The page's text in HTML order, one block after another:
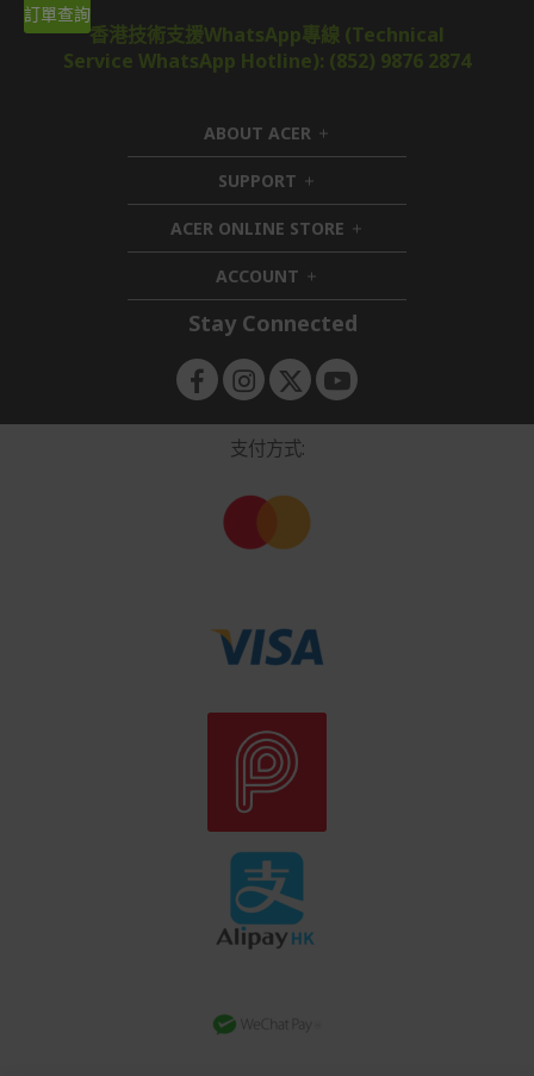
香港技術支援WhatsApp專線 (Technical
Service WhatsApp Hotline): (852) 9876 2874
ABOUT ACER h
i
d
e
n
SUPPORT h
i
d
d
n
ACER ONLINE STORE h
i
d
e
ACCOUNT h
i
d
e
n
Stay Connected
支付方式:
訂單查詢